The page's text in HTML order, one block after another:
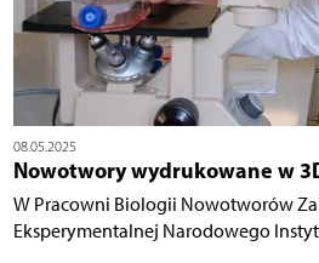
08.05.2025
Nowotwory wydrukowane w
W Pracowni Biologii Nowotworów
Eksperymentalnej Narodowego